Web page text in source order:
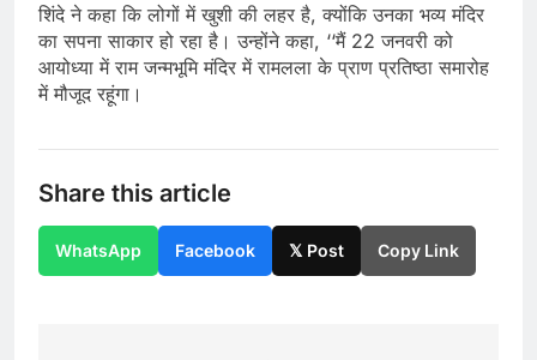
शिंदे ने कहा कि लोगों में खुशी की लहर है, क्योंकि उनका भव्य मंदिर
का सपना साकार हो रहा है। उन्होंने कहा, ‘‘मैं 22 जनवरी को
आयोध्या में राम जन्मभूमि मंदिर में रामलला के प्राण प्रतिष्ठा समारोह
में मौजूद रहूंगा।
Share this article
WhatsApp Facebook 𝕏 Post Copy Link